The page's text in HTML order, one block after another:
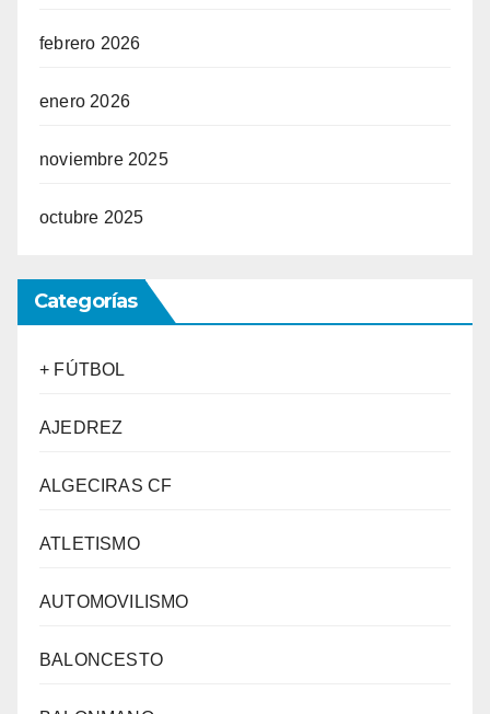
febrero 2026
enero 2026
noviembre 2025
octubre 2025
Categorías
+ FÚTBOL
AJEDREZ
ALGECIRAS CF
ATLETISMO
AUTOMOVILISMO
BALONCESTO